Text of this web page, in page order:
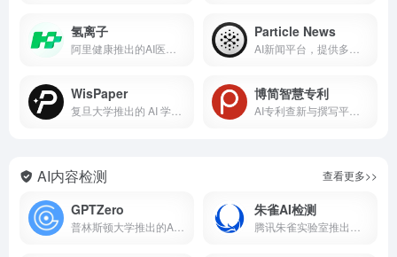
氢离子
阿里健康推出的AI医学助手
Particle News
AI新闻平台，提供多视角新闻视图
WisPaper
复旦大学推出的 AI 学术搜索工具
博简智慧专利
AI专利查新与撰写平台，接入全球专利数据库
AI内容检测 查看更多>>
GPTZero
普林斯顿大学推出的AI检测工具
朱雀AI检测
腾讯朱雀实验室推出的AI内容检测工具